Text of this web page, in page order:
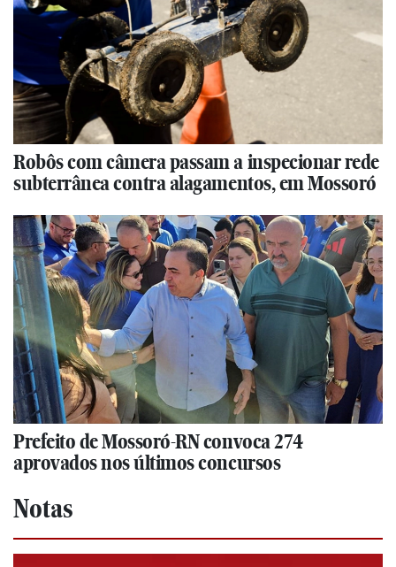
Robôs com câmera passam a inspecionar rede
subterrânea contra alagamentos, em Mossoró
Prefeito de Mossoró-RN convoca 274
aprovados nos últimos concursos
Notas